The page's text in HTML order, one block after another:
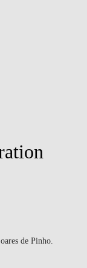
de Pinho.